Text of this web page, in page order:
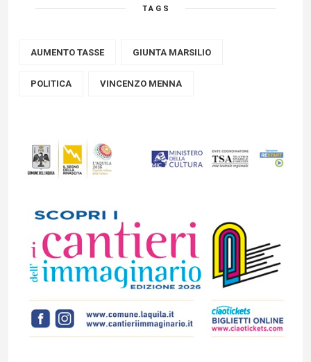
TAGS
AUMENTO TASSE GIUNTA MARSILIO
POLITICA VINCENZO MENNA